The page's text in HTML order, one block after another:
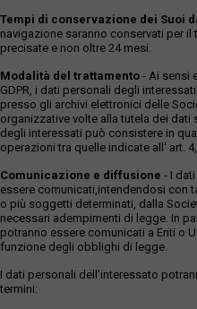
Tempi di conservazione dei Suoi
navigazione saranno conservati per
precisate e non oltre 24 mesi.
Modalità del trattamento - Ai sensi
GDPR, i dati personali degli
presso gli archivi elettronici delle
organizzative volte alla tutela dei
degli interessati può consistere in
operazioni tra quelle indicate all' art.
Comunicazione e diffusione - I
essere comunicati,intendendosi con
o più soggetti determinati, dalla
necessari adempimenti di legge. In
potranno essere comunicati a Enti o
funzione degli obblighi di legge.
I dati personali dell’interessato
termini: